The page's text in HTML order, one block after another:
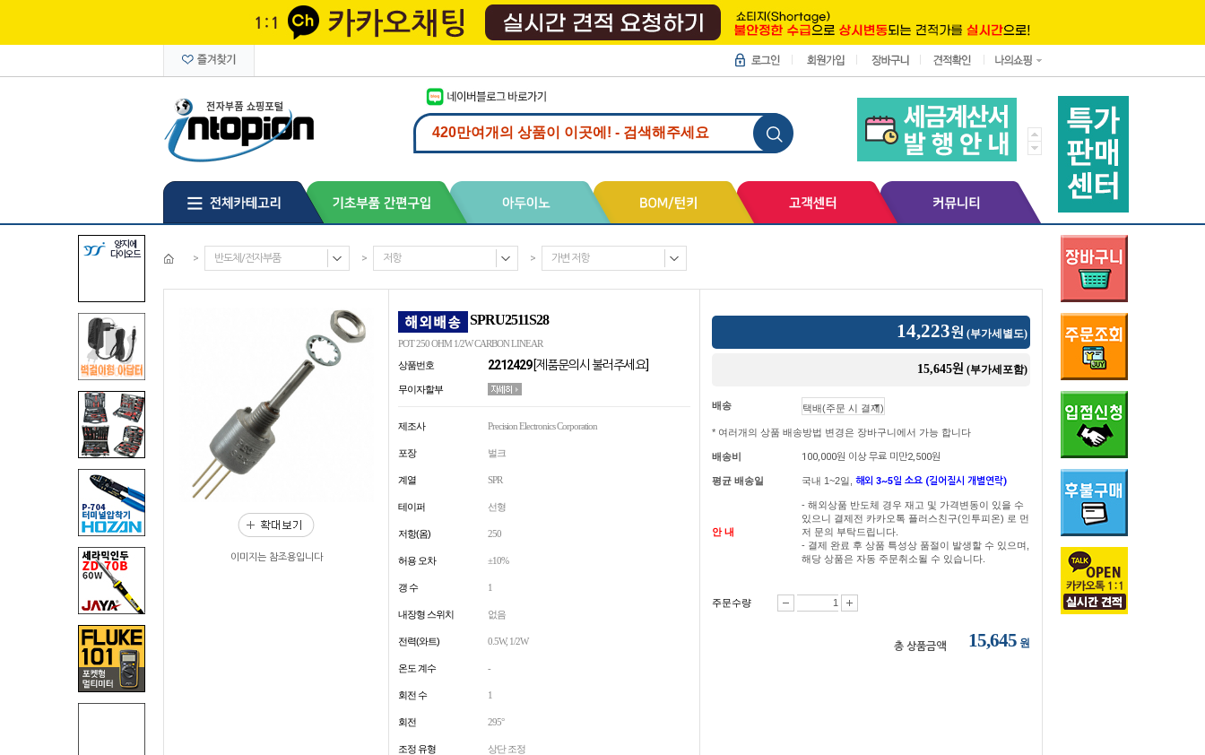
> 반도체/전자부품 > 저항 > 가변 저항
이미지는 참조용입니다
SPRU2511S28
POT 250 OHM 1/2W CARBON LINEAR
상품번호
2212429[제품문의시 불러주세요]
무이자할부
제조사 Precision Electronics Corporation
포장 벌크
계열 SPR
테이퍼 선형
저항(옴) 250
허용 오차 ±10%
갱 수 1
내장형 스위치 없음
전력(와트) 0.5W, 1/2W
온도 계수 -
회전 수 1
회전 295°
조정 유형 상단 조정
14,223원 (부가세별도)
15,645원 (부가세포함)
배송
* 여러개의 상품 배송방법 변경은 장바구니에서 가능 합니다
배송비 100,000원 이상 무료 미만2,500원
평균 배송일 국내 1~2일, 해외 3~5일 소요 (길어질시 개별연락)
안 내
- 해외상품 반도체 경우 재고 및 가격변동이 있을 수
있으니 결제전 카카오톡 플러스친구(인투피온) 로 먼
저 문의 부탁드립니다.
- 결제 완료 후 상품 특성상 품절이 발생할 수 있으며,
해당 상품은 자동 주문취소될 수 있습니다.
주문수량
총 상품금액 15,645 원